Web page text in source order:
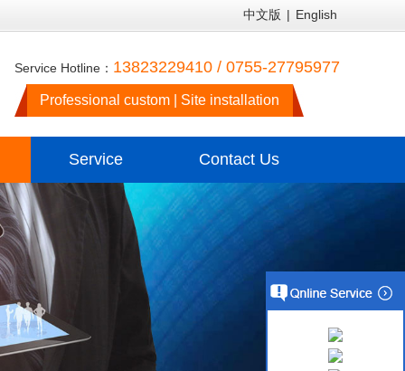
中文版 | English
Service Hotline： 13823229410 / 0755-27795977
Professional custom | Site installation
Service Contact Us